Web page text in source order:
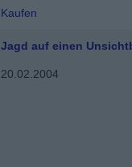
Kaufen
Jagd auf einen
20.02.2004